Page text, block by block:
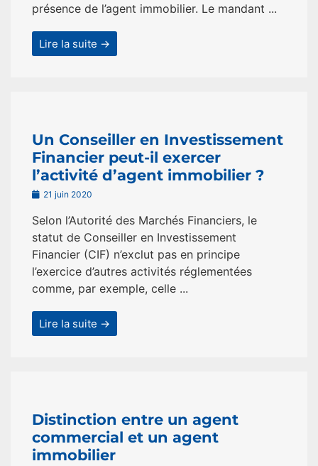
présence de l’agent immobilier. Le mandant ...
Lire la suite →
Un Conseiller en Investissement
Financier peut-il exercer
l’activité d’agent immobilier ?
21 juin 2020
Selon l’Autorité des Marchés Financiers, le
statut de Conseiller en Investissement
Financier (CIF) n’exclut pas en principe
l’exercice d’autres activités réglementées
comme, par exemple, celle ...
Lire la suite →
Distinction entre un agent
commercial et un agent
immobilier